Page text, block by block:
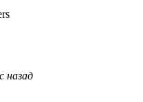
назад